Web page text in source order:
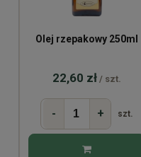
Olej rzepakowy 250ml
22,60 zł / szt.
- + szt.